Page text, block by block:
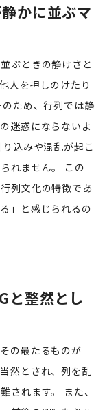
かに並ぶマ
ぶときの静けさと
人を押しのけたり
ため、行列では静
迷惑にならないよ
込みや混乱が起こ
れません。 この
列文化の特徴であ
」と感じられるの
と整然とし
の最たるものが
然とされ、列を乱
されます。 また、